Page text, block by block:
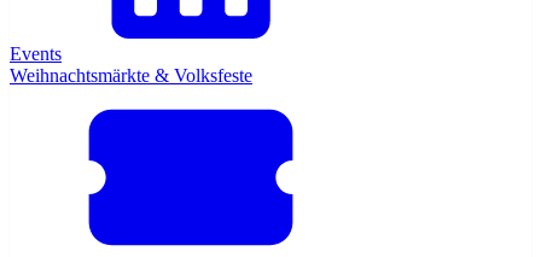
Events
Weihnachtsmärkte & Volksfeste